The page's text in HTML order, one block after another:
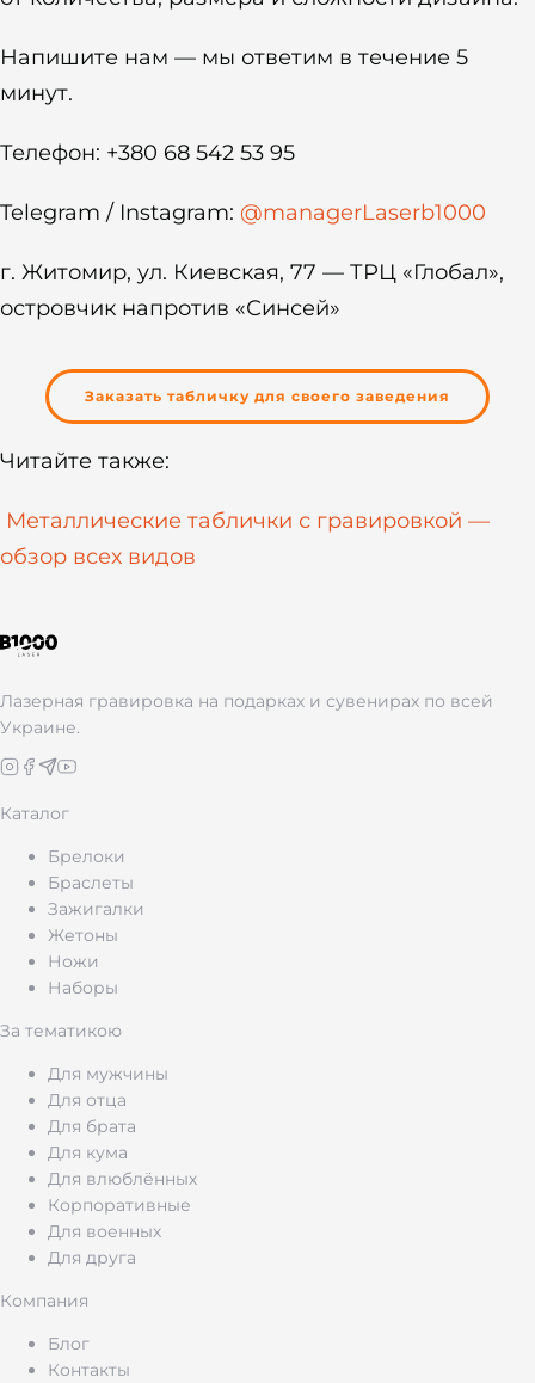
Напишите нам — мы ответим в течение 5
минут.
Телефон: +380 68 542 53 95
Telegram / Instagram: @managerLaserb1000
г. Житомир, ул. Киевская, 77 — ТРЦ «Глобал»,
островчик напротив «Синсей»
Заказать табличку для своего заведения
Читайте также:
Металлические таблички с гравировкой —
обзор всех видов
Лазерная гравировка на подарках и сувенирах по всей
Украине.
Каталог
Брелоки
Браслеты
Зажигалки
Жетоны
Ножи
Наборы
За тематикою
Для мужчины
Для отца
Для брата
Для кума
Для влюблённых
Корпоративные
Для военных
Для друга
Компания
Блог
Контакты